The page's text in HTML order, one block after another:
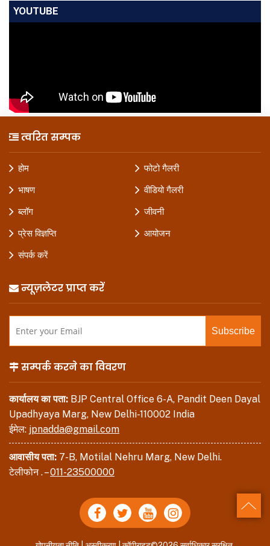
YOUTUBE
त्वरित सम्पक
होम फोटो गैलरी
भाषण वीडियो गैलरी
ब्लॉग जीवनी
प्रेस विज्ञप्ति आयोजन
संपर्क करें
न्यूज़लेटर प्राप्त करें
सम्पर्क करने का विवरण
कार्यालय का पता: BJP Central Office 6-A, Pandit Deen Dayal
Upadhyaya Marg, New Delhi-110002 India
ईमेल: jpnadda@gmail.com
आवासीय पता: 7-B, Motilal Nehru Marg, New Delhi.
टेलीफोन . –011-23500000